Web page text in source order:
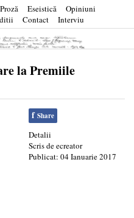
Proză Eseistică
Opiniuni
Contact Interviu
la Premiile
f Share
Detalii
Scris deecreator
Publicat: 04 Ianuarie 2017